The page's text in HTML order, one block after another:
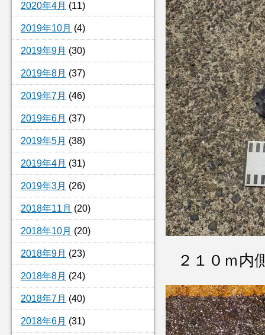
2020年4月 (11)
2019年10月 (4)
2019年9月 (30)
2019年8月 (37)
2019年7月 (46)
2019年6月 (37)
2019年5月 (38)
2019年4月 (31)
2019年3月 (26)
2018年11月 (20)
2018年10月 (20)
2018年9月 (23)
2018年8月 (24)
2018年7月 (40)
2018年6月 (31)
２１０ｍ